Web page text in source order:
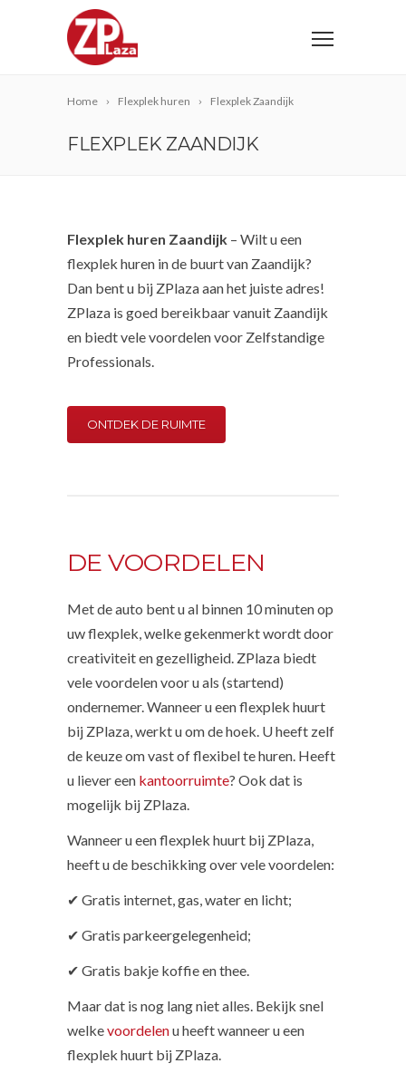
Home Flexplek huren Flexplek Zaandijk
FLEXPLEK ZAANDIJK
Flexplek huren Zaandijk – Wilt u een
flexplek huren in de buurt van Zaandijk?
Dan bent u bij ZPlaza aan het juiste adres!
ZPlaza is goed bereikbaar vanuit Zaandijk
en biedt vele voordelen voor Zelfstandige
Professionals.
ONTDEK DE RUIMTE
DE VOORDELEN
Met de auto bent u al binnen 10 minuten op
uw flexplek, welke gekenmerkt wordt door
creativiteit en gezelligheid. ZPlaza biedt
vele voordelen voor u als (startend)
ondernemer. Wanneer u een flexplek huurt
bij ZPlaza, werkt u om de hoek. U heeft zelf
de keuze om vast of flexibel te huren. Heeft
u liever een kantoorruimte? Ook dat is
mogelijk bij ZPlaza.
Wanneer u een flexplek huurt bij ZPlaza,
heeft u de beschikking over vele voordelen:
✔ Gratis internet, gas, water en licht;
✔ Gratis parkeergelegenheid;
✔ Gratis bakje koffie en thee.
Maar dat is nog lang niet alles. Bekijk snel
welkevoordelenu heeft wanneer u een
flexplek huurt bij ZPlaza.